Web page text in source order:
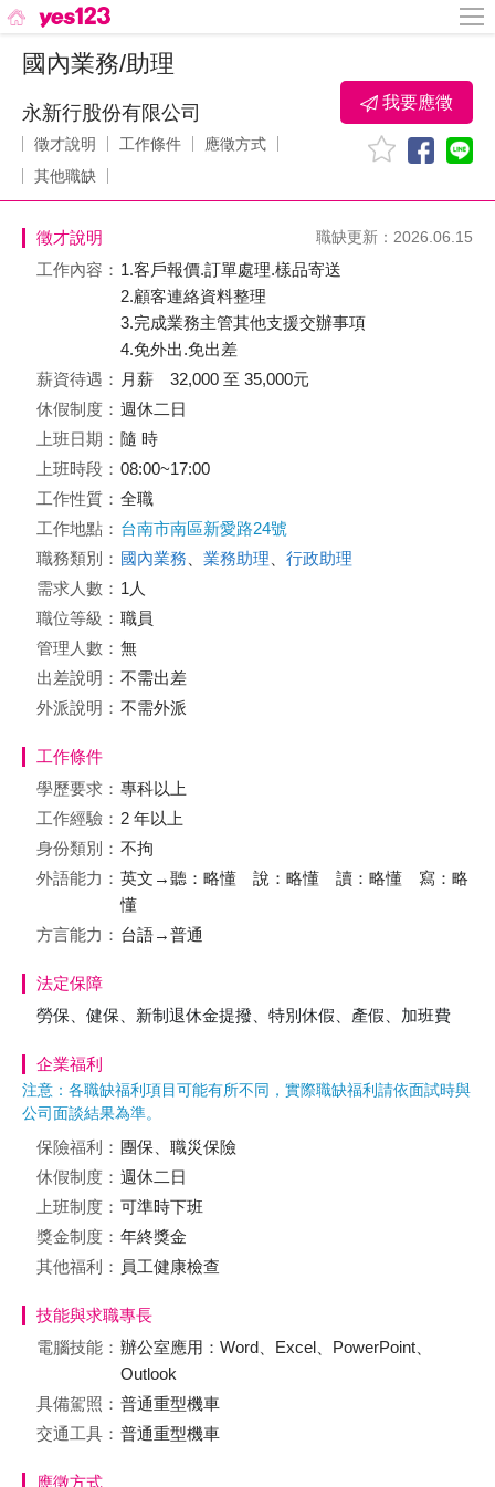
國內業務/助理
永新行股份有限公司
徵才說明 工作條件
應徵方式
其他職缺
我要應徵
徵才說明 職缺更新：2026.06.15
工作內容： 1.客戶報價.訂單處理.樣品寄送
2.顧客連絡資料整理
3.完成業務主管其他支援交辦事項
4.免外出.免出差
薪資待遇： 月薪 32,000 至 35,000元
休假制度： 週休二日
上班日期： 隨 時
上班時段： 08:00~17:00
工作性質： 全職
工作地點： 台南市南區新愛路24號
職務類別： 國內業務 業務助理
行政助理
需求人數： 1人
職位等級： 職員
管理人數： 無
出差說明： 不需出差
外派說明： 不需外派
工作條件
學歷要求： 專科以上
工作經驗： 2 年以上
身份類別： 不拘
外語能力： 英文→聽：略懂 說：略懂 讀：略懂 寫：略
懂
方言能力： 台語→普通
法定保障
勞保、健保、新制退休金提撥、特別休假、產假、加班費
企業福利
注意：各職缺福利項目可能有所不同，實際職缺福利請依面試時與
公司面談結果為準。
保險福利： 團保、職災保險
休假制度： 週休二日
上班制度： 可準時下班
獎金制度： 年終獎金
其他福利： 員工健康檢查
技能與求職專長
電腦技能： 辦公室應用：Word、Excel、PowerPoint、
Outlook
具備駕照： 普通重型機車
交通工具： 普通重型機車
應徵方式